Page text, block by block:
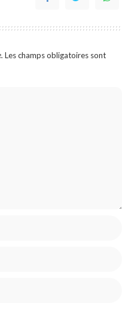
Les champs obligatoires sont